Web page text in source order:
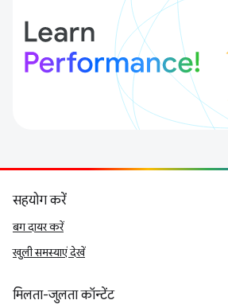
सहयोग करें
बग दायर करें
खुली समस्याएं देखें
मिलता-जुलता कॉन्टेंट